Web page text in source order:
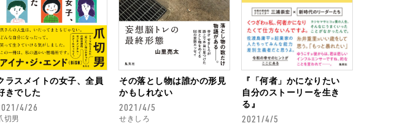
ラスメイトの女子、全員
きでした
4/26
切男
その落とし物は誰かの形見
かもしれない
2021/4/5
せきしろ
『「何者」かになりたい
自分のストーリーを生き
る』
2021/4/5